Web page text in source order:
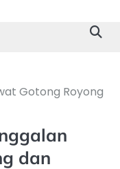
Gotong Royong
dan